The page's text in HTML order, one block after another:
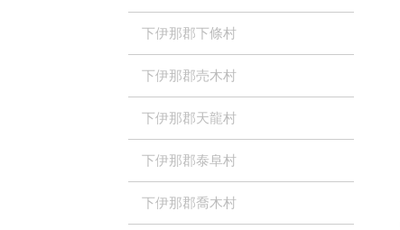
下伊那郡下條村
下伊那郡売木村
下伊那郡天龍村
下伊那郡泰阜村
下伊那郡喬木村